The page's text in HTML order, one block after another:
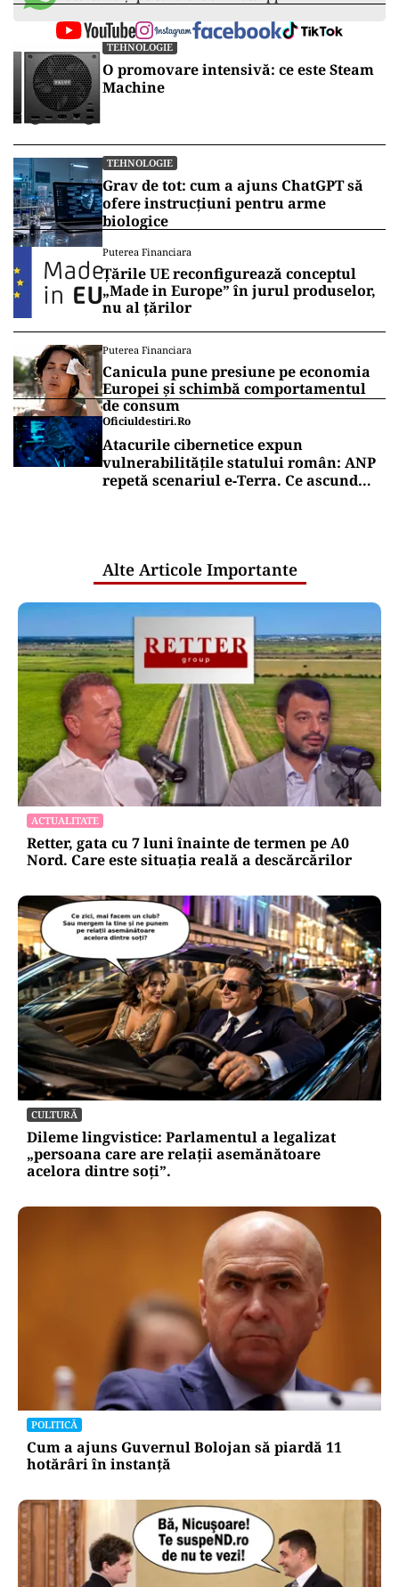
TEHNOLOGIE
O promovare intensivă: ce este Steam
Machine
TEHNOLOGIE
Grav de tot: cum a ajuns ChatGPT să
ofere instrucțiuni pentru arme
biologice
Puterea Financiara
Țările UE reconfigurează conceptul
„Made in Europe” în jurul produselor,
nu al țărilor
Puterea Financiara
Canicula pune presiune pe economia
Europei și schimbă comportamentul
de consum
Oficiuldestiri.ro
Atacurile cibernetice expun
vulnerabilitățile statului român: ANP
repetă scenariul e‑Terra. Ce ascund
Alte Articole Importante
ACTUALITATE
Retter, gata cu 7 luni înainte de termen pe A0
Nord. Care este situația reală a descărcărilor
CULTURĂ
Dileme lingvistice: Parlamentul a legalizat
„persoana care are relații asemănătoare
acelora dintre soți”.
POLITICĂ
Cum a ajuns Guvernul Bolojan să piardă 11
hotărâri în instanță